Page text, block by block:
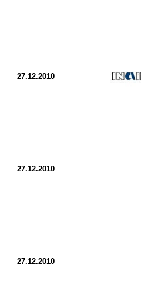
27.12.2010
27.12.2010
27.12.2010